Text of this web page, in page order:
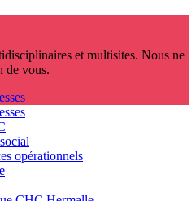
et multisites. Nous ne
de vous.
opérationnels